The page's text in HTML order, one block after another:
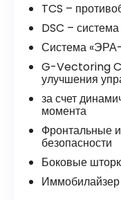
TCS –
DSC –
Система
G-Vectoring
улучшения
за счет
момента
Фронтальные
безопасности
Боковые
Иммобилайзер